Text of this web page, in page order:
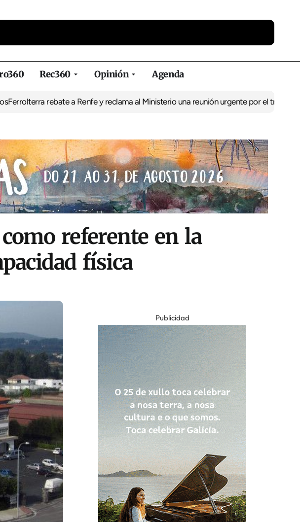
Rec360 Opinión Agenda
rebate a Renfe y reclama al Ministerio una reunión urgente por el trenEl BNG
referente en la
física
Publicidad